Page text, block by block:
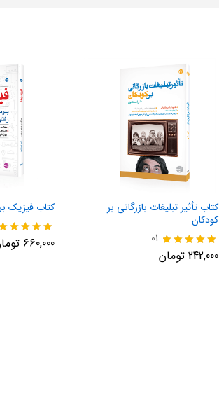
کتاب تأثیر تبلیغات بازرگانی بر
کودکان
نمره
5.00
01
242,000 تومان
کتاب فیزیک
نمره
5.00
660,000